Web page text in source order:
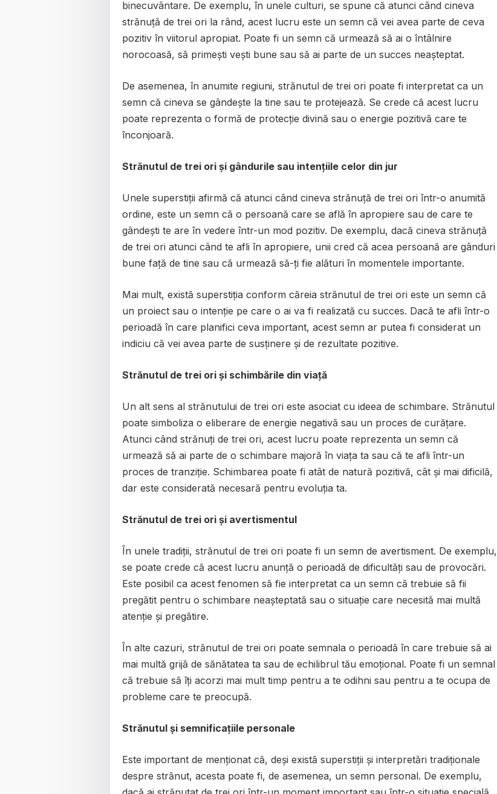
binecuvântare. De exemplu, în unele culturi, se spune că atunci când cineva
strănuță de trei ori la rând, acest lucru este un semn că vei avea parte de ceva
pozitiv în viitorul apropiat. Poate fi un semn că urmează să ai o întâlnire
norocoasă, să primești vești bune sau să ai parte de un succes neașteptat.
De asemenea, în anumite regiuni, strănutul de trei ori poate fi interpretat ca un
semn că cineva se gândește la tine sau te protejează. Se crede că acest lucru
poate reprezenta o formă de protecție divină sau o energie pozitivă care te
înconjoară.
Strănutul de trei ori și gândurile sau intențiile celor din jur
Unele superstiții afirmă că atunci când cineva strănuță de trei ori într-o anumită
ordine, este un semn că o persoană care se află în apropiere sau de care te
gândești te are în vedere într-un mod pozitiv. De exemplu, dacă cineva strănuță
de trei ori atunci când te afli în apropiere, unii cred că acea persoană are gânduri
bune față de tine sau că urmează să-ți fie alături în momentele importante.
Mai mult, există superstiția conform căreia strănutul de trei ori este un semn că
un proiect sau o intenție pe care o ai va fi realizată cu succes. Dacă te afli într-o
perioadă în care planifici ceva important, acest semn ar putea fi considerat un
indiciu că vei avea parte de susținere și de rezultate pozitive.
Strănutul de trei ori și schimbările din viață
Un alt sens al strănutului de trei ori este asociat cu ideea de schimbare. Strănutul
poate simboliza o eliberare de energie negativă sau un proces de curățare.
Atunci când strănuți de trei ori, acest lucru poate reprezenta un semn că
urmează să ai parte de o schimbare majoră în viața ta sau că te afli într-un
proces de tranziție. Schimbarea poate fi atât de natură pozitivă, cât și mai dificilă,
dar este considerată necesară pentru evoluția ta.
Strănutul de trei ori și avertismentul
În unele tradiții, strănutul de trei ori poate fi un semn de avertisment. De exemplu,
se poate crede că acest lucru anunță o perioadă de dificultăți sau de provocări.
Este posibil ca acest fenomen să fie interpretat ca un semn că trebuie să fii
pregătit pentru o schimbare neașteptată sau o situație care necesită mai multă
atenție și pregătire.
În alte cazuri, strănutul de trei ori poate semnala o perioadă în care trebuie să ai
mai multă grijă de sănătatea ta sau de echilibrul tău emoțional. Poate fi un semnal
că trebuie să îți acorzi mai mult timp pentru a te odihni sau pentru a te ocupa de
probleme care te preocupă.
Strănutul și semnificațiile personale
Este important de menționat că, deși există superstiții și interpretări tradiționale
despre strănut, acesta poate fi, de asemenea, un semn personal. De exemplu,